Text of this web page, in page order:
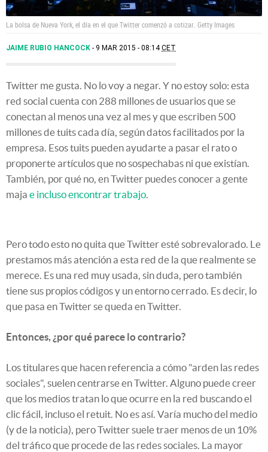
La bolsa de Nueva York, el día en el que Twitter comenzó a cotizar. Getty Images
JAIME RUBIO HANCOCK 9 MAR 2015 - 08:14CET
Twitter me gusta. No lo voy a negar. Y no estoy solo: esta
red social cuenta con 288 millones de usuarios que se
conectan al menos una vez al mes y que escriben 500
millones de tuits cada día, según datos facilitados por la
empresa. Esos tuits pueden ayudarte a pasar el rato o
proponerte artículos que no sospechabas ni que existían.
También, por qué no, en Twitter puedes conocer a gente
maja e incluso encontrar trabajo.
Pero todo esto no quita que Twitter esté sobrevalorado. Le
prestamos más atención a esta red de la que realmente se
merece. Es una red muy usada, sin duda, pero también
tiene sus propios códigos y un entorno cerrado. Es decir, lo
que pasa en Twitter se queda en Twitter.
Entonces, ¿por qué parece lo contrario?
Los titulares que hacen referencia a cómo "arden las redes
sociales", suelen centrarse en Twitter. Alguno puede creer
que los medios tratan lo que ocurre en la red buscando el
clic fácil, incluso el retuit. No es así. Varía mucho del medio
(y de la noticia), pero Twitter suele traer menos de un 10%
del tráfico que procede de las redes sociales. La mayor